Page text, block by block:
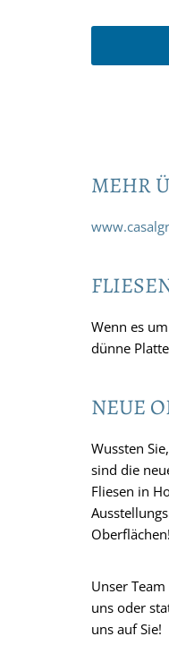
MEHR
Wenn es
dünne
NEUE
Wussten
sind die
Fliesen in
Oberflächen!
Unser
uns oder
uns auf Sie!